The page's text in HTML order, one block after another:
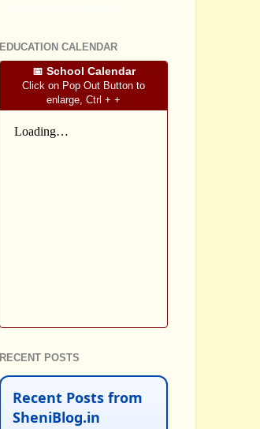
EDUCATION CALENDAR
📅 School Calendar
Click on Pop Out Button to
enlarge, Ctrl + +
RECENT POSTS
Recent Posts from
SheniBlog.in